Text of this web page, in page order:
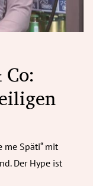
me Späti“ mit
Der Hype ist